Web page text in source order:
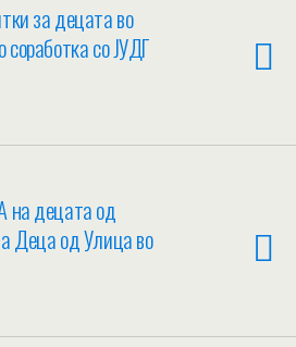
за децата во
со ЈУДГ
на децата од
Деца од Улица во